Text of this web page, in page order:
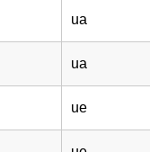
ua
ua
ue